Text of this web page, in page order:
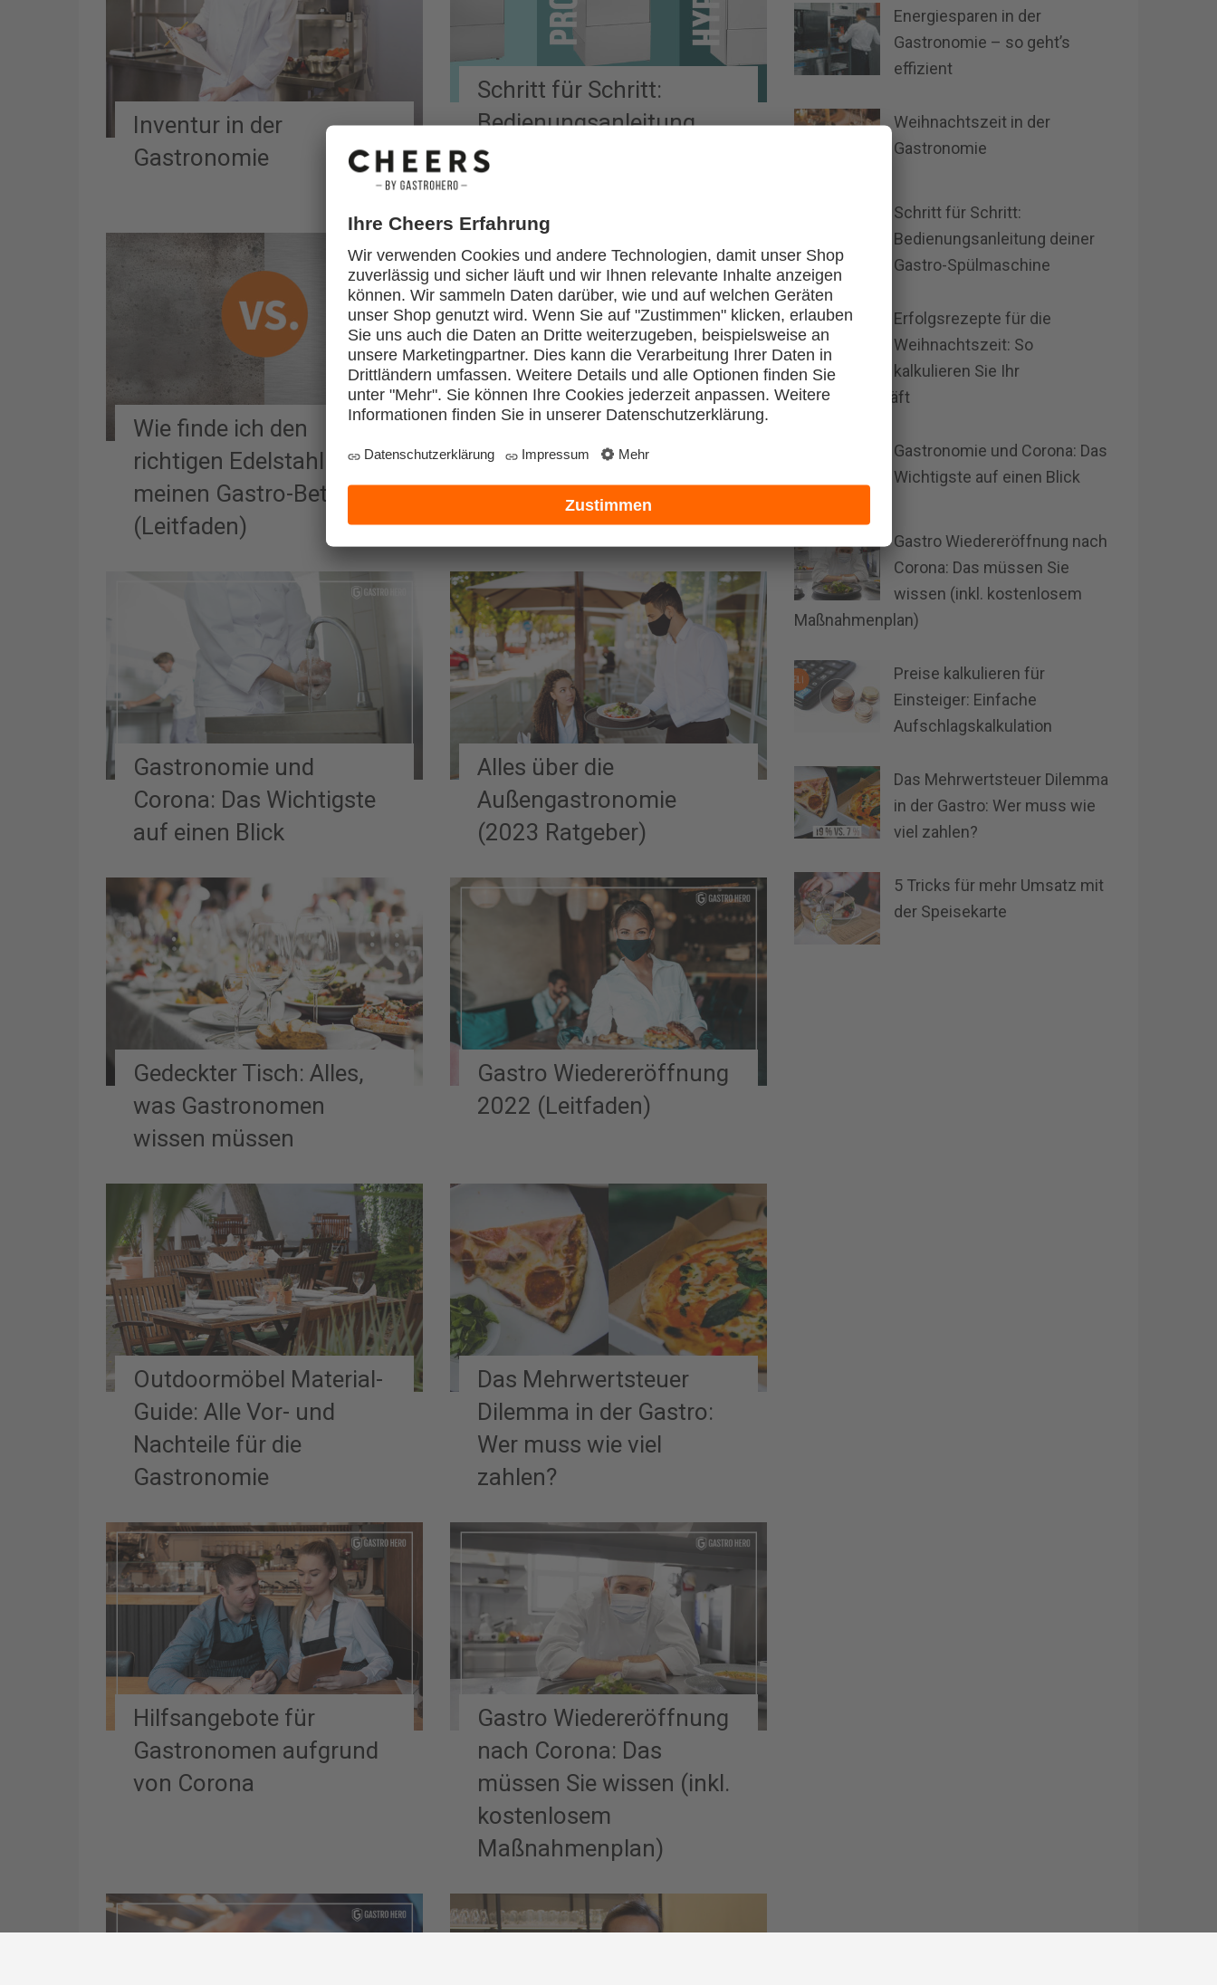
Inventur in der
Gastronomie
Schritt für Schritt:
Bedienungsanleitung
deiner Gastro-
Wie finde ich den
richtigen Edelstahl für
meinen Gastro-Betrieb?
(Leitfaden)
Food Trends 2024 und
wie Gastronomen sie
nutzen können
Gastronomie und
Corona: Das Wichtigste
auf einen Blick
Alles über die
Außengastronomie
(2023 Ratgeber)
Gedeckter Tisch: Alles,
was Gastronomen
wissen müssen
Gastro Wiedereröffnung
2022 (Leitfaden)
Outdoormöbel Material-
Guide: Alle Vor- und
Nachteile für die
Gastronomie
Das Mehrwertsteuer
Dilemma in der Gastro:
Wer muss wie viel
zahlen?
Hilfsangebote für
Gastronomen aufgrund
von Corona
Gastro Wiedereröffnung
nach Corona: Das
müssen Sie wissen (inkl.
kostenlosem
Maßnahmenplan)
Energiesparen in der
Gastronomie – so geht’s
effizient
Weihnachtszeit in der
Gastronomie
Schritt für Schritt:
Bedienungsanleitung deiner
Gastro-Spülmaschine
Erfolgsrezepte für die
Weihnachtszeit: So
kalkulieren Sie Ihr
Zusatzgeschäft
Gastronomie und Corona: Das
Wichtigste auf einen Blick
Gastro Wiedereröffnung nach
Corona: Das müssen Sie
wissen (inkl. kostenlosem
Maßnahmenplan)
Preise kalkulieren für
Einsteiger: Einfache
Aufschlagskalkulation
Das Mehrwertsteuer Dilemma
in der Gastro: Wer muss wie
viel zahlen?
5 Tricks für mehr Umsatz mit
der Speisekarte